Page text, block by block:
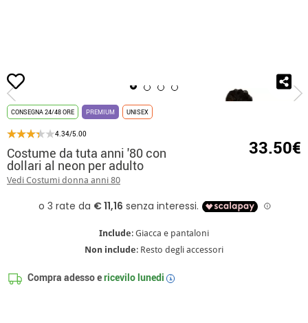
Inizio Costume da tuta anni '80 con dollari al
CONSEGNA 24/48 ORE PREMIUM UNISEX
4.34/5.00
Costume da tuta anni '80 con
dollari al neon per adulto
Vedi Costumi donna anni 80
33.50€
Include: Giacca e pantaloni
Non include: Resto degli accessori
Compra adesso ericevilolunedi i